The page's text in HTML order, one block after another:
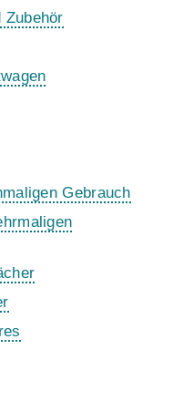
Zubehör
Gebrauch